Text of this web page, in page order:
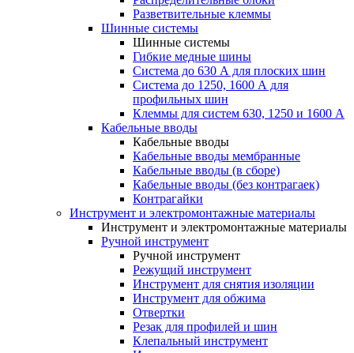
Разветвительные клеммы
Шинные системы
Шинные системы
Гибкие медные шины
Система до 630 А для плоских шин
Система до 1250, 1600 А для
профильных шин
Клеммы для систем 630, 1250 и 1600 А
Кабельные вводы
Кабельные вводы
Кабельные вводы мембранные
Кабельные вводы (в сборе)
Кабельные вводы (без контрагаек)
Контрагайки
Инструмент и электромонтажные материалы
Инструмент и электромонтажные материалы
Ручной инструмент
Ручной инструмент
Режущий инструмент
Инструмент для снятия изоляции
Инструмент для обжима
Отвертки
Резак для профилей и шин
Клепальный инструмент